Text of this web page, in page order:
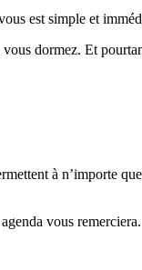
est simple et
dormez. Et
à n’importe
vous remerciera.